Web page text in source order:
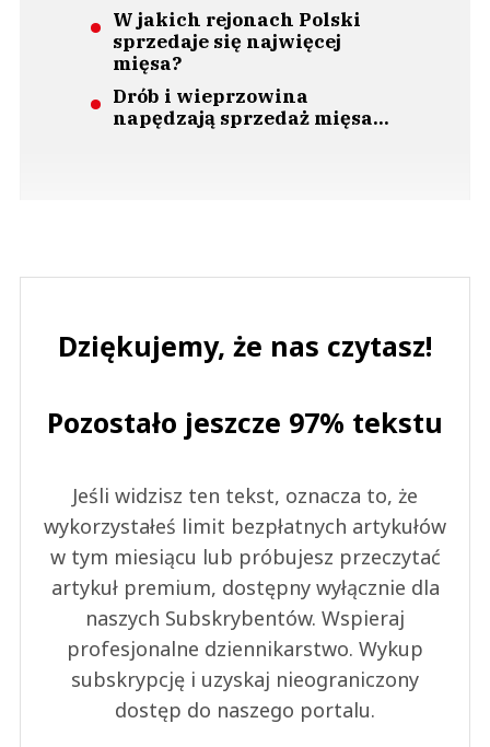
W jakich rejonach Polski
sprzedaje się najwięcej
mięsa?
Drób i wieprzowina
napędzają sprzedaż mięsa...
Dziękujemy, że nas czytasz!
Pozostało jeszcze 97% tekstu
Jeśli widzisz ten tekst, oznacza to, że
wykorzystałeś limit bezpłatnych artykułów
w tym miesiącu lub próbujesz przeczytać
artykuł premium, dostępny wyłącznie dla
naszych Subskrybentów. Wspieraj
profesjonalne dziennikarstwo. Wykup
subskrypcję i uzyskaj nieograniczony
dostęp do naszego portalu.